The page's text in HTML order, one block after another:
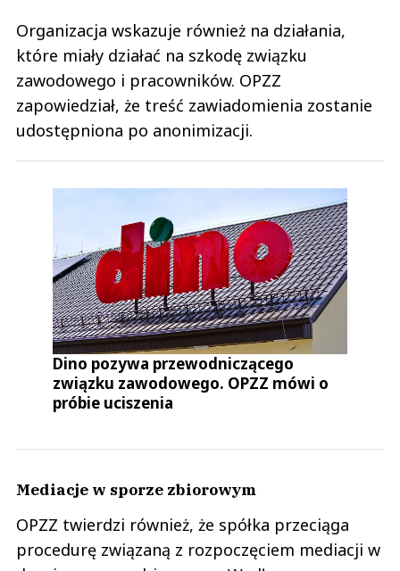
Organizacja wskazuje również na działania,
które miały działać na szkodę związku
zawodowego i pracowników. OPZZ
zapowiedział, że treść zawiadomienia zostanie
udostępniona po anonimizacji.
Dino pozywa przewodniczącego
związku zawodowego. OPZZ mówi o
próbie uciszenia
Mediacje w sporze zbiorowym
OPZZ twierdzi również, że spółka przeciąga
procedurę związaną z rozpoczęciem mediacji w